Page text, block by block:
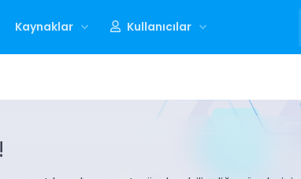
Kaynaklar Kullanıcılar